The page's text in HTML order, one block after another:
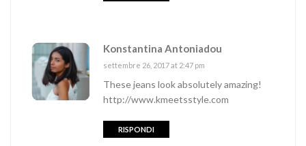
Konstantina Antoniadou
settembre 26, 2017 at 2:47 pm
These jeans look absolutely amazing!
http://www.kmeetsstyle.com
RISPONDI